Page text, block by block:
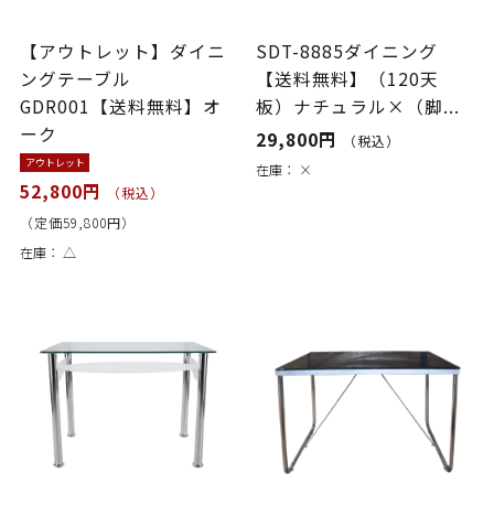
【アウトレット】ダイニ
ングテーブル
GDR001【送料無料】オ
ーク
アウトレット
52,800円
（税込）
（定価59,800円）
在庫： △
SDT-8885ダイニング
【送料無料】（120天
板）ナチュラル×（脚...
29,800円
（税込）
在庫： ×